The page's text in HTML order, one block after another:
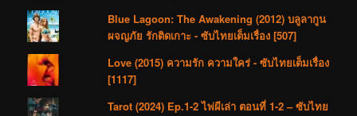
Blue Lagoon: The Awakening (2012) บลูลากูน
ผจญภัย รักติดเกาะ - ซับไทยเต็มเรื่อง [507]
Love (2015) ความรัก ความใคร่ - ซับไทยเต็มเรื่อง
[1117]
Tarot (2024) Ep.1-2 ไพ่ผีเล่า ตอนที่ 1-2 – ซับไทย